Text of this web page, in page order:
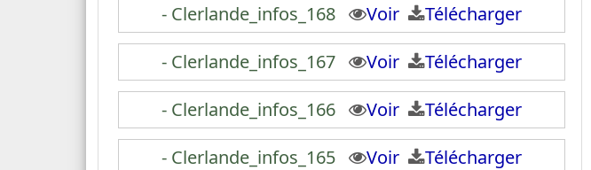
- Clerlande_infos_168
Voir
Télécharger
- Clerlande_infos_167
Voir
Télécharger
- Clerlande_infos_166
Voir
Télécharger
- Clerlande_infos_165
Voir
Télécharger